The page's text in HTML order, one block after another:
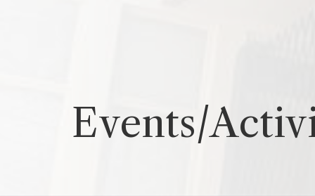
Events/